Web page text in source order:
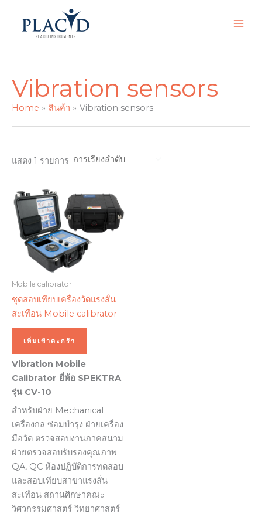
content
Vibration sensors
Home สินค้า Vibration sensors
แสดง 1 รายการ
Mobile calibrator
ชุดสอบเทียบเครื่องวัดแรงสั่น
สะเทือน Mobile calibrator
เพิ่มเข้าตะกร้า
Vibration Mobile
Calibrator ยี่ห้อ SPEKTRA
รุ่น CV-10
สำหรับฝ่าย Mechanical
เครื่องกล ซ่อมบำรุง ฝ่ายเครื่อง
มือวัด ตรวจสอบงานภาคสนาม
ฝ่ายตรวจสอบรับรองคุณภาพ
QA, QC ห้องปฏิบัติการทดสอบ
และสอบเทียบสาขาแรงสั่น
สะเทือน สถานศึกษาคณะ
วิศวกรรมศาสตร์ วิทยาศาสตร์